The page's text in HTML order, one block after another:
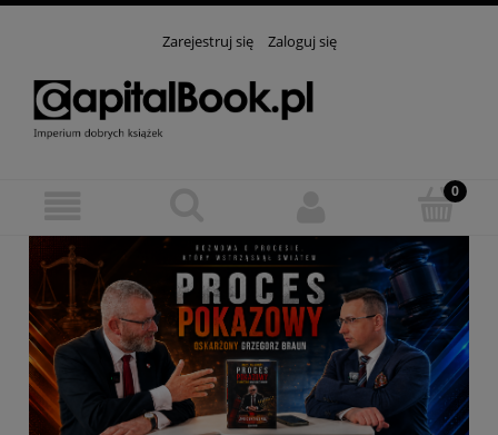
Zarejestruj się Zaloguj się